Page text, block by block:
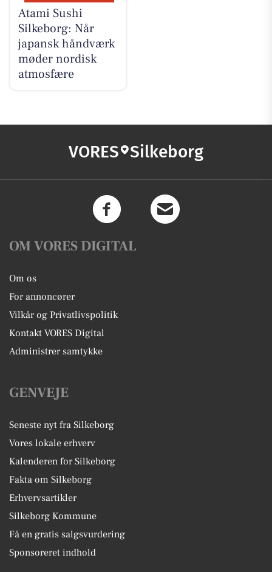
Atami Sushi
Silkeborg: Når
japansk håndværk
møder nordisk
atmosfære
VORES Silkeborg
OM VORES DIGITAL
Om os
For annoncører
Vilkår og Privatlivspolitik
Kontakt VORES Digital
Administrer samtykke
GENVEJE
Seneste nyt fra Silkeborg
Vores lokale erhverv
Kalenderen for Silkeborg
Fakta om Silkeborg
Erhvervsartikler
Silkeborg Kommune
Få en gratis salgsvurdering
Sponsoreret indhold